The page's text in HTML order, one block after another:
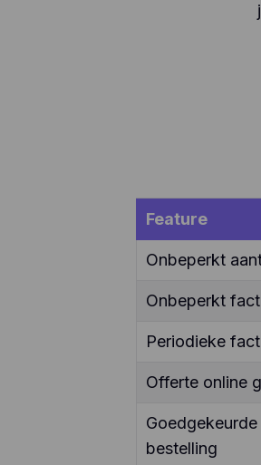
Feature
Onbeperkt
Onbeperkt
Periodieke
Offerte online
bestelling